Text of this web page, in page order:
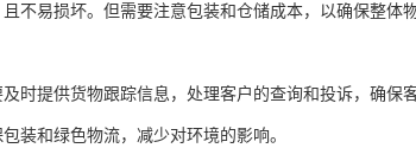
不易损坏。但需要注意包装和仓储成本，以确保整体
时提供货物跟踪信息，处理客户的查询和投诉，确保客
装和绿色物流，减少对环境的影响。